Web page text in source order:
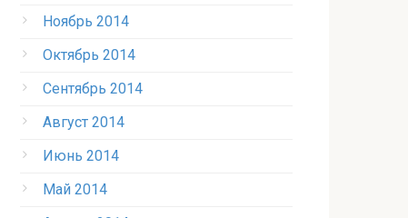
Ноябрь 2014
Октябрь 2014
Сентябрь 2014
Август 2014
Июнь 2014
Май 2014